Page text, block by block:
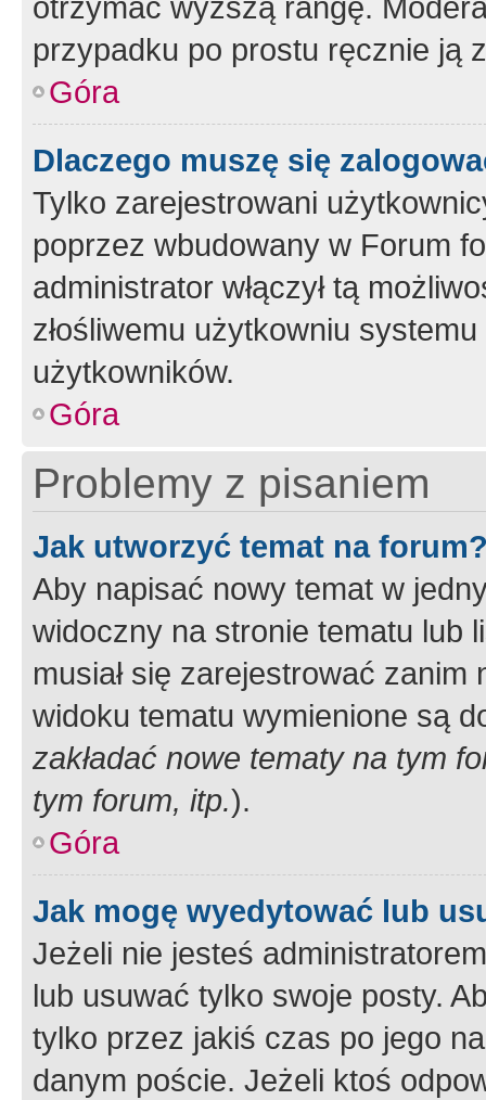
przypadku po prostu ręcznie ją
Góra
Dlaczego muszę się
Tylko zarejestrowani
poprzez wbudowany w Forum
administrator włączył tą
złośliwemu użytkowniu
użytkowników.
Góra
Problemy z pisaniem
Jak utworzyć temat na
Aby napisać nowy temat w
widoczny na stronie tematu lub
musiał się zarejestrować
widoku tematu wymienione są
zakładać nowe tematy na tym
tym forum, itp.).
Góra
Jak mogę wyedytować lub
Jeżeli nie jesteś
lub usuwać tylko swoje posty.
tylko przez jakiś czas po jego
danym poście. Jeżeli ktoś